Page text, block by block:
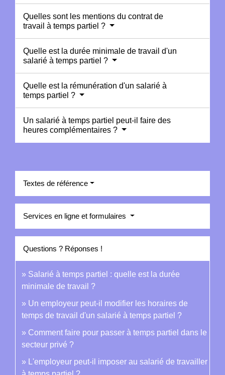
Quelles sont les mentions du contrat de
travail à temps partiel ?
Quelle est la durée minimale de travail d'un
salarié à temps partiel ?
Quelle est la rémunération d'un salarié à
temps partiel ?
Un salarié à temps partiel peut-il faire des
heures complémentaires ?
Textes de référence
Services en ligne et formulaires
Questions ? Réponses !
Salarié à temps partiel : quelle est la durée
minimale de travail ?
Un employeur peut-il modifier les horaires de
temps de travail d'un salarié à temps partiel ?
Comment faire pour passer à temps partiel dans le
secteur privé ?
L'employeur peut-il imposer au salarié de travailler